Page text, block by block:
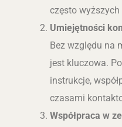
często
Umiejętności
Bez względu na
jest kluczowa.
instrukcje,
czasami
Współpraca w